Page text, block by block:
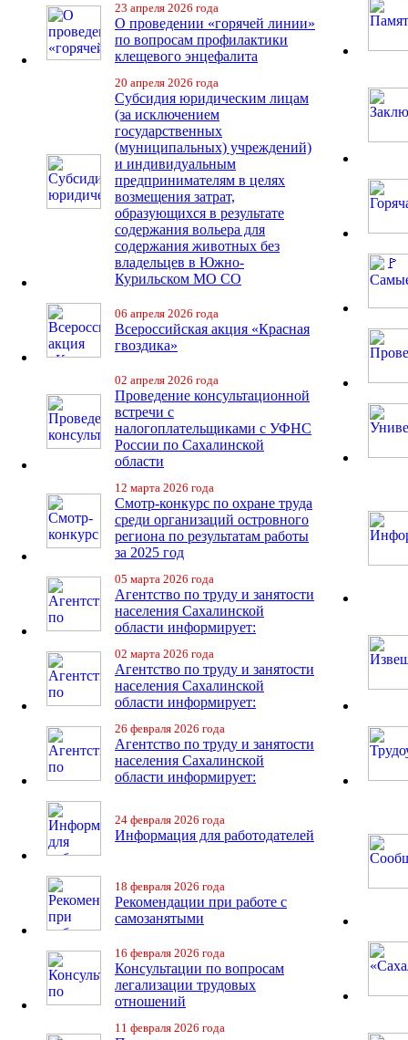
23 апреля 2026 года
О проведении «горячей линии»
по вопросам профилактики
клещевого энцефалита
20 апреля 2026 года
Субсидия юридическим лицам
(за исключением
государственных
(муниципальных) учреждений)
и индивидуальным
предпринимателям в целях
возмещения затрат,
образующихся в результате
содержания вольера для
содержания животных без
владельцев в Южно-
Курильском МО СО
06 апреля 2026 года
Всероссийская акция «Красная
гвоздика»
02 апреля 2026 года
Проведение консультационной
встречи с
налогоплательщиками с УФНС
России по Сахалинской
области
12 марта 2026 года
Смотр-конкурс по охране труда
среди организаций островного
региона по результатам работы
за 2025 год
05 марта 2026 года
Агентство по труду и занятости
населения Сахалинской
области информирует:
02 марта 2026 года
Агентство по труду и занятости
населения Сахалинской
области информирует:
26 февраля 2026 года
Агентство по труду и занятости
населения Сахалинской
области информирует:
24 февраля 2026 года
Информация для работодателей
18 февраля 2026 года
Рекомендации при работе с
самозанятыми
16 февраля 2026 года
Консультации по вопросам
легализации трудовых
отношений
11 февраля 2026 года